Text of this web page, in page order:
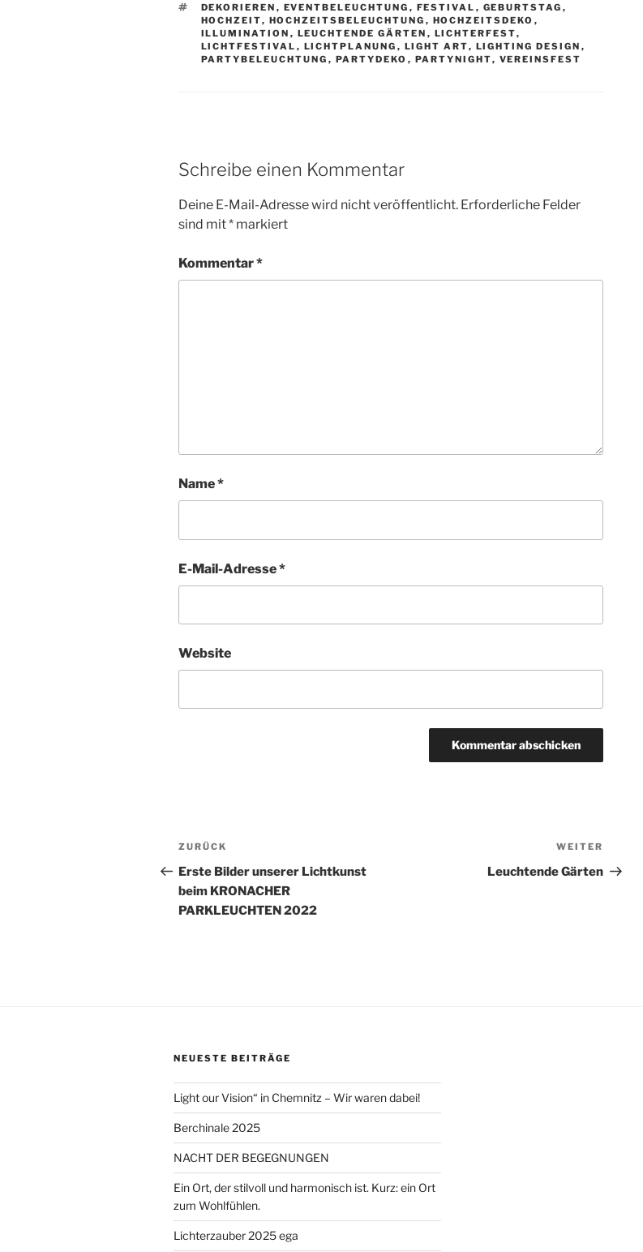
SCHLAGWÖRTER
DEKORIEREN , EVENTBELEUCHTUNG , FESTIVAL , GEBURTSTAG ,
HOCHZEIT, HOCHZEITSBELEUCHTUNG , HOCHZEITSDEKO ,
ILLUMINATION , LEUCHTENDE GÄRTEN , LICHTERFEST,
LICHTFESTIVAL , LICHTPLANUNG , LIGHT ART, LIGHTING DESIGN ,
PARTYBELEUCHTUNG , PARTYDEKO , PARTYNIGHT, VEREINSFEST
Schreibe einen Kommentar
Deine E-Mail-Adresse wird nicht veröffentlicht. Erforderliche Felder
sind mit* markiert
Kommentar*
Name*
E-Mail-Adresse*
Website
Beitragsnavigation
Vorheriger
Beitrag
ZURÜCK
Erste Bilder unserer Lichtkunst
beim KRONACHER
PARKLEUCHTEN 2022
Beitrag
WEITER
Leuchtende Gärten
NEUESTE BEITRÄGE
Light our Vision“ in Chemnitz – Wir waren dabei!
Berchinale 2025
NACHT DER BEGEGNUNGEN
Ein Ort, der stilvoll und harmonisch ist. Kurz: ein Ort
zum Wohlfühlen.
Lichterzauber 2025 ega